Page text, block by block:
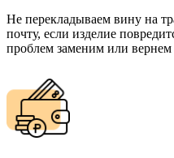
Не перекладываем вину на
почту, если изделие
проблем заменим или вернем